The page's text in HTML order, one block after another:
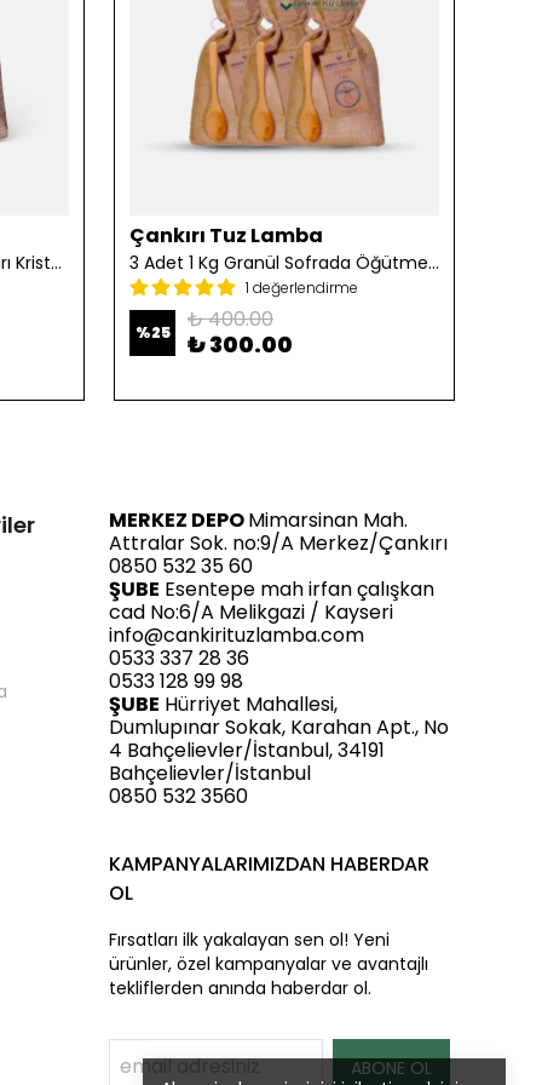
2 Adet 1 Kg Öğütülmüş Çankırı Kristal Kaya Tuzu
Çankırı Tuz Lamba
3 Adet 1 Kg Granül Sofrada Öğütme Tuzu
1 değerlendirme
%25 ₺ 400.00
₺ 300.00
MERKEZ DEPOMimarsinan Mah.
Attralar Sok. no:9/A Merkez/Çankırı
0850 532 35 60
ŞUBE Esentepe mah irfan çalışkan
cad No:6/A Melikgazi / Kayseri
info@cankirituzlamba.com
0533 337 28 36
0533 128 99 98
ŞUBE Hürriyet Mahallesi,
Dumlupınar Sokak, Karahan Apt., No
4 Bahçelievler/İstanbul, 34191
Bahçelievler/İstanbul
0850 532 3560
KAMPANYALARIMIZDAN HABERDAR
OL
Fırsatları ilk yakalayan sen ol! Yeni
ürünler, özel kampanyalar ve avantajlı
tekliflerden anında haberdar ol.
ABONE OL